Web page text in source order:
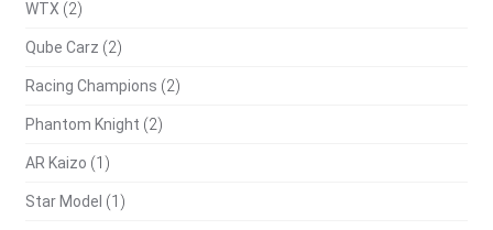
WTX (2)
Qube Carz (2)
Racing Champions (2)
Phantom Knight (2)
AR Kaizo (1)
Star Model (1)